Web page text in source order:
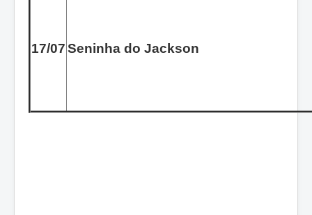
17/07Seninha do Jackson